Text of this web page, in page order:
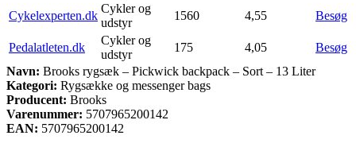
Cykelexperten.dk
Cykler og
udstyr
1560 4,55 Besøg
Pedalatleten.dk
Cykler og
udstyr
175 4,05
Besøg
Navn: Brooks rygsæk – Pickwick backpack – Sort – 13 Liter
Kategori: Rygsække og messenger bags
Producent: Brooks
Varenummer: 5707965200142
EAN: 5707965200142